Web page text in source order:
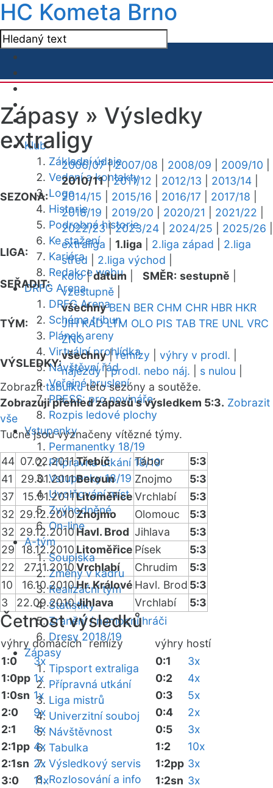
HC Kometa Brno
Klub
Základní údaje
Vedení a kontakty
Logo
Historie
Podrobná historie
Ke stažení
Kariéra
Redakce webu
DRFG Arena
DRFG Arena
Schéma tribun
Plánek areny
Virtuální prohlídka
Návštěvní řád
Veřejné bruslení
PRESS: pro novináře
Rozpis ledové plochy
Vstupenky
Permanentky 18/19
Přípravná utkání 18/19
Vstupenky 18/19
Uvolňování míst
Zvýhodněné
On-line
A-tým
Soupiska
Změny v kádru
Realizační tým
Statistiky
Zranění / nemocní hráči
Dresy 2018/19
Zápasy
Tipsport extraliga
Přípravná utkání
Liga mistrů
Univerzitní souboj
Návštěvnost
Tabulka
Výsledkový servis
Rozlosování a info
Zápasy » Výsledky
extraligy
SEZONA:
2006/07|2007/08 2008/09 2009/10
2010/11|2011/12 2012/13 2013/14
2014/15
2015/16 2016/17 2017/18
2018/19
2019/20 2020/21 2021/22
2022/23|2023/24 2024/25 2025/26
LIGA:
extraliga 1.liga 2.liga západ
2.liga
střed
2.liga východ
SEŘADIT:
kolo|datum SMĚR: sestupně
vzestupně
TÝM:
všechny BEN BER CHM CHR HBR HKR
JIH KAD LTM OLO PIS TAB TRE UNL VRC
ZNO
VÝSLEDKY:
všechny|remízy výhry v prodl.
nájezdy|prodl. nebo náj. s nulou
Zobrazittabulkutéto sezóny a soutěže.
Zobrazuji přehled zápasů s výsledkem 5:3. Zobrazit
vše
Tučně jsou vyznačeny vítězné týmy.
44 07.02.2011Třebíč Tábor
5:3
41
29.01.2011Beroun Znojmo
5:3
37
15.01.2011LitoměřiceVrchlabí
5:3
32 29.12.2010Znojmo Olomouc
5:3
32 29.12.2010Havl. Brod Jihlava
5:3
29
18.12.2010 Litoměřice Písek
5:3
22
27.11.2010Vrchlabí Chrudim
5:3
10
16.10.2010Hr. Králové Havl. Brod 5:3
3
22.09.2010Jihlava Vrchlabí 5:3
Četnost výsledků
výhry domácíchremízy výhry hostí
1:0
3x
1:0pp 1x
1:0sn 1x
2:0
9x
2:1
8x
2:1pp 4x
2:1sn 2x
3:0
11x
0:1
3x
0:2
4x
0:3
5x
0:4
2x
0:5
3x
1:2
10x
1:2pp 3x
1:2sn 3x